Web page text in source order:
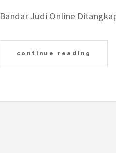
Bandar Judi Online
continue reading